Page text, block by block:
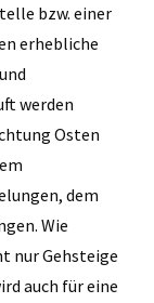
bzw. einer
erhebliche
werden
Osten
dem
Wie
nur Gehsteige
auch für eine